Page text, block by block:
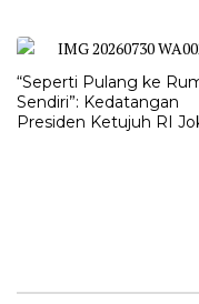
“Seperti Pulang ke
Sendiri”: Kedatangan
Presiden Ketujuh RI